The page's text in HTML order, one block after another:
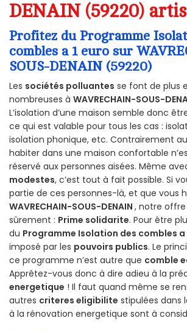
DENAIN (59220)
Profitez du Programme
combles a 1 euro sur
SOUS-DENAIN (59220)
Les sociétés polluantes se font de plus
nombreuses à WAVRECHAIN-SOUS-
L’isolation d’une maison semble donc
ce qui est valable pour tous les cas :
isolation phonique, etc. Contrairement
habiter dans une maison confortable
réservé aux personnes aisées. Même
modestes, c’est tout à fait possible. Si
partie de ces personnes-là, et que vous
WAVRECHAIN-SOUS-DENAIN , notre
sûrement : Prime solidarite. Pour être
du Programme Isolation des combles a
imposé par les pouvoirs publics. Le
ce programme n’est autre que comble
Apprêtez-vous donc à dire adieu à la
energetique ! Il faut quand même se
autres criteres eligibilite stipulées dans
à la rénovation energetique sont à